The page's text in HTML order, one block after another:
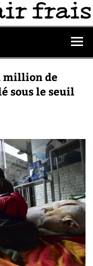
million de
sous le seuil